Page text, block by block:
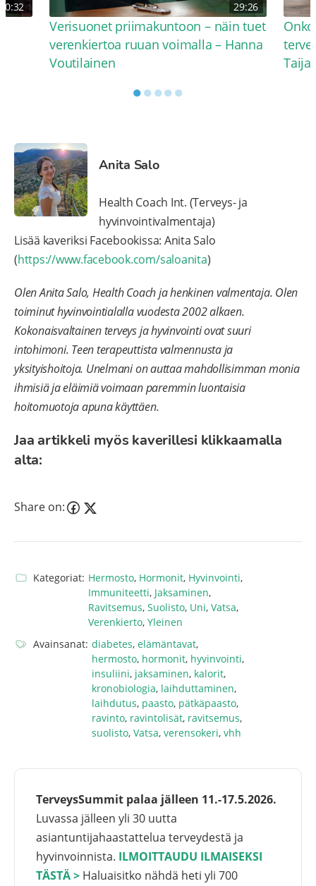
30:32 29:26
Verisuonet priimakuntoon – näin tuet
verenkiertoa ruuan voimalla – Hanna
Voutilainen
Taija
●●●●●
Anita Salo
Health Coach Int. (Terveys- ja
hyvinvointivalmentaja)
Lisää kaveriksi Facebookissa: Anita Salo
(https://www.facebook.com/saloanita)
Olen Anita Salo, Health Coach ja henkinen valmentaja. Olen
toiminut hyvinvointialalla vuodesta 2002 alkaen.
Kokonaisvaltainen terveys ja hyvinvointi ovat suuri
intohimoni. Teen terapeuttista valmennusta ja
yksityishoitoja. Unelmani on auttaa mahdollisimman monia
ihmisiä ja eläimiä voimaan paremmin luontaisia
hoitomuotoja apuna käyttäen.
Jaa artikkeli myös kaverillesi klikkaamalla
alta:
Share on:
Kategoriat: Hermosto, Hormonit, Hyvinvointi,
Immuniteetti, Jaksaminen,
Ravitsemus, Suolisto, Uni, Vatsa,
Verenkierto, Yleinen
Avainsanat: diabetes, elämäntavat,
hermosto, hormonit, hyvinvointi,
insuliini, jaksaminen, kalorit,
kronobiologia, laihduttaminen,
laihdutus, paasto, pätkäpaasto,
ravinto, ravintolisät, ravitsemus,
suolisto, Vatsa, verensokeri, vhh
TerveysSummit palaa jälleen 11.-17.5.2026.
Luvassa jälleen yli 30 uutta
asiantuntijahaastattelua terveydestä ja
hyvinvoinnista. ILMOITTAUDU ILMAISEKSI
TÄSTÄ > Haluaisitko nähdä heti yli 700